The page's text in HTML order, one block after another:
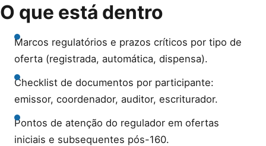
O que está dentro
Marcos regulatórios e prazos críticos por tipo de
oferta (registrada, automática, dispensa).
Checklist de documentos por participante:
emissor, coordenador, auditor, escriturador.
Pontos de atenção do regulador em ofertas
iniciais e subsequentes pós-160.